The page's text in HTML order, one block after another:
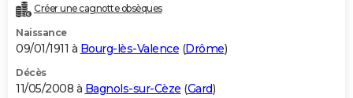
Créer une cagnotte obsèques
Naissance
09/01/1911 à Bourg-lès-Valence (Drôme)
Décès
11/05/2008 à Bagnols-sur-Cèze (Gard)